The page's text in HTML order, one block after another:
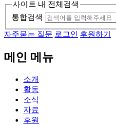
사이트 내 전체검색
통합검색
자주묻는 질문 로그인 후원하기
메인 메뉴
소개
활동
소식
자료
후원